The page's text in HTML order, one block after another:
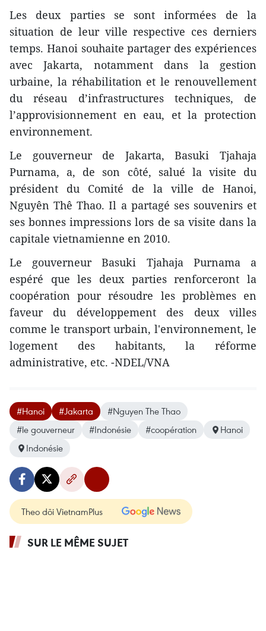
Les deux parties se sont informées de la
situation de leur ville respective ces derniers
temps. Hanoi souhaite partager des expériences
avec Jakarta, notamment dans la gestion
urbaine, la réhabilitation et le renouvellement
du réseau d’infrastructures techniques, de
l’approvisionnement en eau, et la protection
environnement.
Le gouverneur de Jakarta, Basuki Tjahaja
Purnama, a, de son côté, salué la visite du
président du Comité de la ville de Hanoi,
Nguyên Thê Thao. Il a partagé ses souvenirs et
ses bonnes impressions lors de sa visite dans la
capitale vietnamienne en 2010.
Le gouverneur Basuki Tjahaja Purnama a
espéré que les deux parties renforceront la
coopération pour résoudre les problèmes en
faveur du développement des deux villes
comme le transport urbain, l'environnement, le
logement des habitants, la réforme
administrative, etc. -NDEL/VNA
#Hanoi #Jakarta
#Nguyen The Thao
#le gouverneur
#Indonésie #coopération
Hanoi
Indonésie
Theo dõi VietnamPlus
SUR LE MÊME SUJET